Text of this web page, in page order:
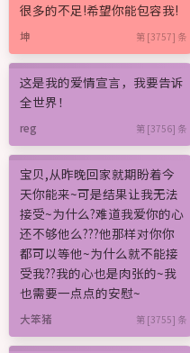
很多的不足!希望你能包容我!
坤 第 [3757] 条
这是我的爱情宣言，我要告诉
全世界！
reg 第 [3756] 条
宝贝,从昨晚回家就期盼着今
天你能来~可是结果让我无法
接受~为什么?难道我爱你的心
还不够他么???他那样对你你
都可以等他~为什么就不能接
受我??我的心也是肉张的~我
也需要一点点的安慰~
大笨猪 第 [3755] 条